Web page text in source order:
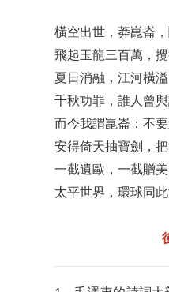
橫空出世，莽崑崙，
飛起玉龍三百萬，攪
夏日消融，江河橫溢
千秋功罪，誰人曾與
而今我謂崑崙：不
安得倚天抽寶劍，把
一截遺歐，一截贈美
太平世界，環球同此